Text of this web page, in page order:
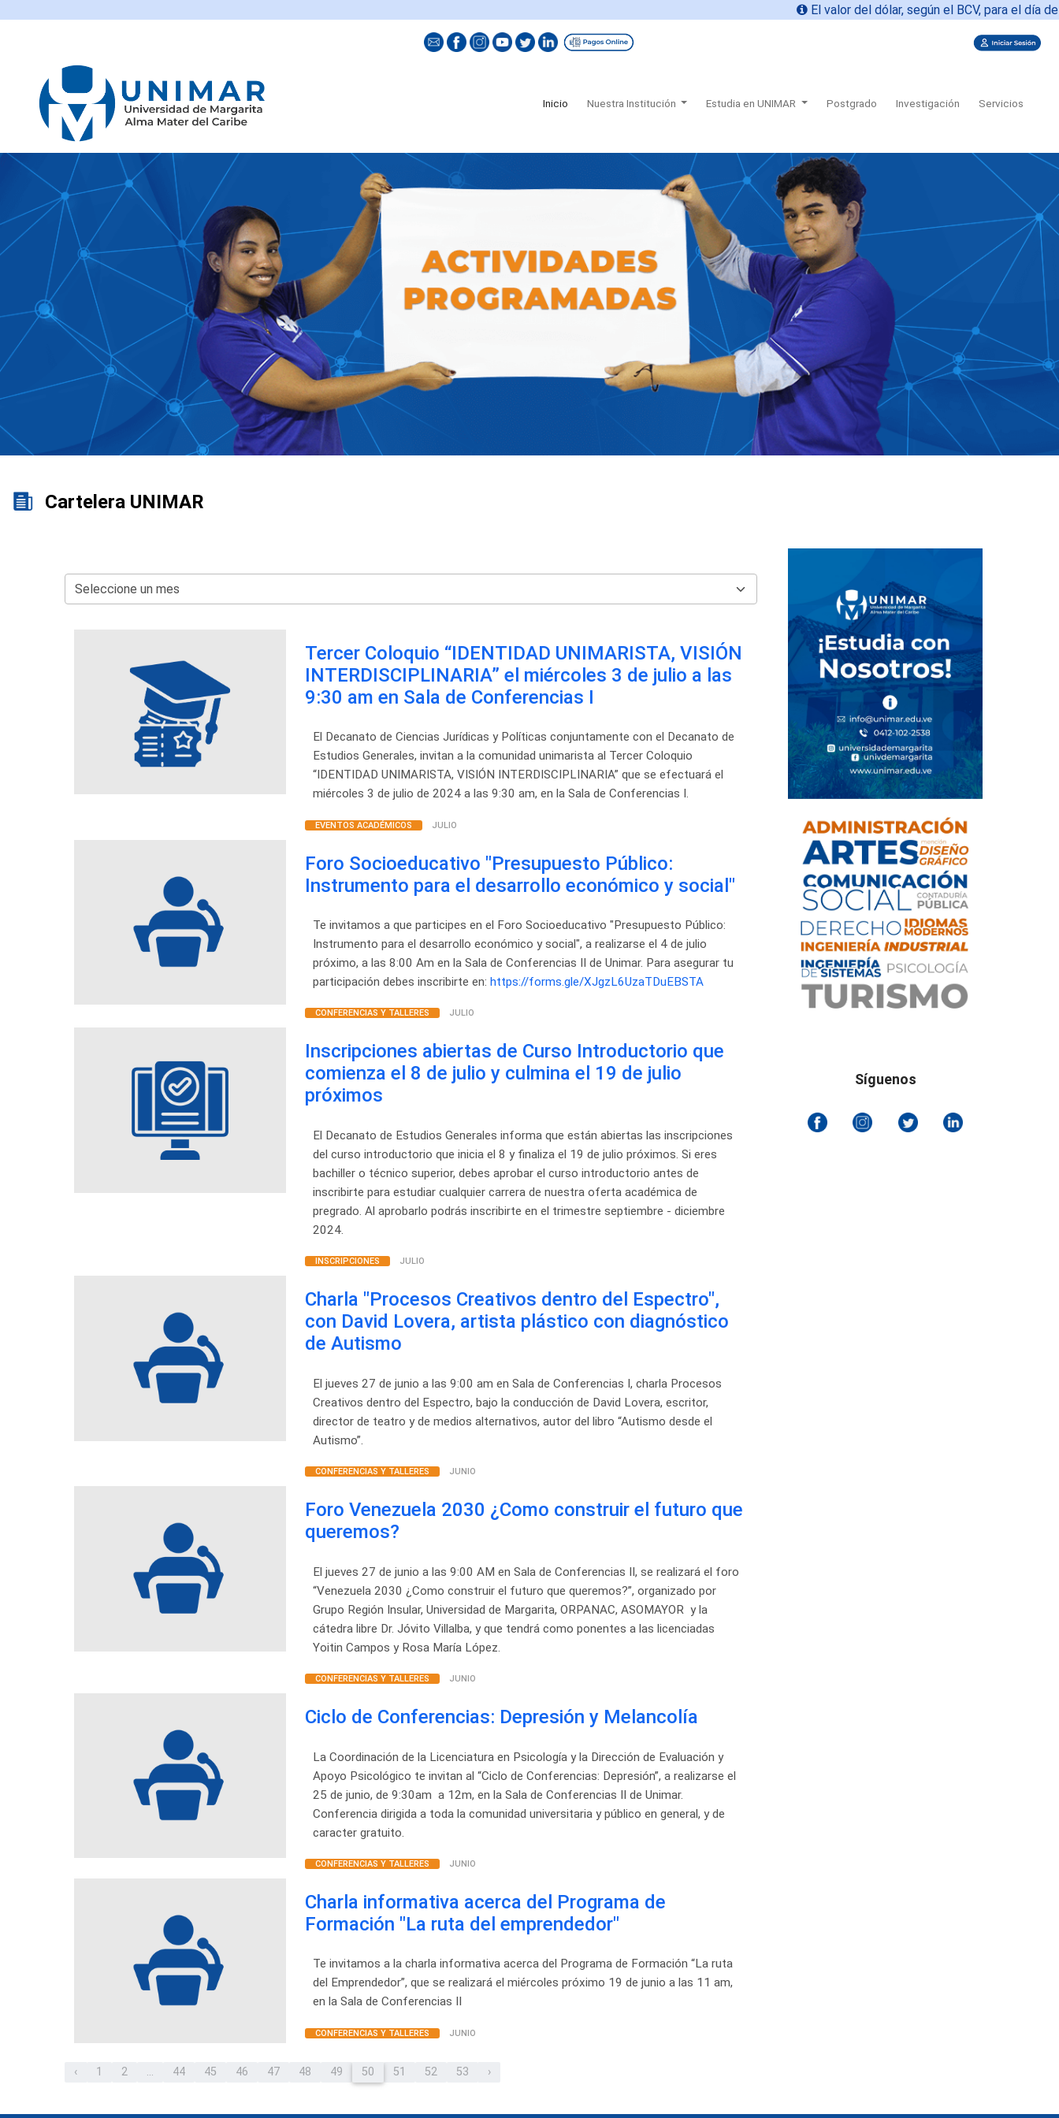
El valor del dólar, según el BCV, para el día de hoy
Inicio(current)Nuestra Institución Estudia en UNIMAR Postgrado Investigación Servicios
Cartelera UNIMAR
Tercer Coloquio “IDENTIDAD UNIMARISTA, VISIÓN
INTERDISCIPLINARIA” el miércoles 3 de julio a las
9:30 am en Sala de Conferencias I
El Decanato de Ciencias Jurídicas y Políticas conjuntamente con el Decanato de
Estudios Generales, invitan a la comunidad unimarista al Tercer Coloquio
“IDENTIDAD UNIMARISTA, VISIÓN INTERDISCIPLINARIA” que se efectuará el
miércoles 3 de julio de 2024 a las 9:30 am, en la Sala de Conferencias I.
EVENTOS ACADÉMICOS JULIO
Foro Socioeducativo "Presupuesto Público:
Instrumento para el desarrollo económico y social"
Te invitamos a que participes en el Foro Socioeducativo "Presupuesto Público:
Instrumento para el desarrollo económico y social", a realizarse el 4 de julio
próximo, a las 8:00 Am en la Sala de Conferencias II de Unimar. Para asegurar tu
participación debes inscribirte en:https://forms.gle/XJgzL6UzaTDuEBSTA
CONFERENCIAS Y TALLERES JULIO
Inscripciones abiertas de Curso Introductorio que
comienza el 8 de julio y culmina el 19 de julio
próximos
El Decanato de Estudios Generales informa que están abiertas las inscripciones
del curso introductorio que inicia el 8 y finaliza el 19 de julio próximos. Si eres
bachiller o técnico superior, debes aprobar el curso introductorio antes de
inscribirte para estudiar cualquier carrera de nuestra oferta académica de
pregrado. Al aprobarlo podrás inscribirte en el trimestre septiembre - diciembre
2024.
INSCRIPCIONES JULIO
Charla "Procesos Creativos dentro del Espectro",
con David Lovera, artista plástico con diagnóstico
de Autismo
El jueves 27 de junio a las 9:00 am en Sala de Conferencias I, charla Procesos
Creativos dentro del Espectro, bajo la conducción de David Lovera, escritor,
director de teatro y de medios alternativos, autor del libro “Autismo desde el
Autismo”.
CONFERENCIAS Y TALLERES JUNIO
Foro Venezuela 2030 ¿Como construir el futuro que
queremos?
El jueves 27 de junio a las 9:00 AM en Sala de Conferencias II, se realizará el foro
“Venezuela 2030 ¿Como construir el futuro que queremos?”, organizado por
Grupo Región Insular, Universidad de Margarita, ORPANAC, ASOMAYOR y la
cátedra libre Dr. Jóvito Villalba, y que tendrá como ponentes a las licenciadas
Yoitin Campos y Rosa María López.
CONFERENCIAS Y TALLERES JUNIO
Ciclo de Conferencias: Depresión y Melancolía
La Coordinación de la Licenciatura en Psicología y la Dirección de Evaluación y
Apoyo Psicológico te invitan al “Ciclo de Conferencias: Depresión”, a realizarse el
25 de junio, de 9:30am a 12m, en la Sala de Conferencias II de Unimar.
Conferencia dirigida a toda la comunidad universitaria y público en general, y de
caracter gratuito.
CONFERENCIAS Y TALLERES JUNIO
Charla informativa acerca del Programa de
Formación "La ruta del emprendedor"
Te invitamos a la charla informativa acerca del Programa de Formación “La ruta
del Emprendedor”, que se realizará el miércoles próximo 19 de junio a las 11 am,
en la Sala de Conferencias II
CONFERENCIAS Y TALLERES JUNIO
‹ 1 2 ... 44 45 46 47 48 49 50 51 52 53 ›
Síguenos